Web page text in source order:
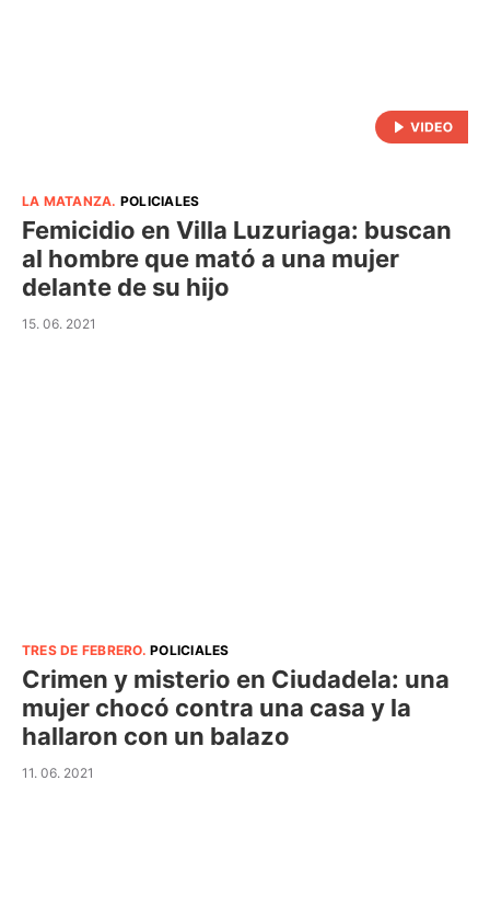
LA MATANZA. POLICIALES
Femicidio en Villa Luzuriaga: buscan
al hombre que mató a una mujer
delante de su hijo
15. 06. 2021
TRES DE FEBRERO.POLICIALES
Crimen y misterio en Ciudadela: una
mujer chocó contra una casa y la
hallaron con un balazo
11. 06. 2021